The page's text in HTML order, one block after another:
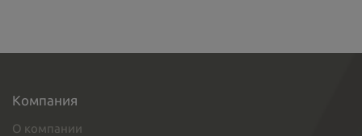
Компания
О компании